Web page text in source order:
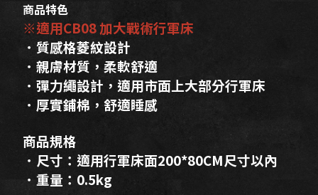
商品特色
※適用CB08 加大戰術行軍床
．質感格菱紋設計
．親膚材質，柔軟舒適
．彈力繩設計，適用市面上大部分行軍床
．厚實鋪棉，舒適睡感
商品規格
．尺寸：適用行軍床面200*80CM尺寸以內
．重量：0.5kg